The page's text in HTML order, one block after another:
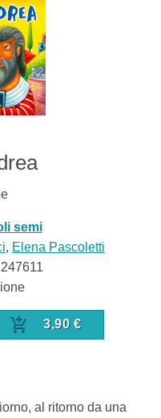
semi
, Elena Pascoletti
3,90 €
al ritorno da una